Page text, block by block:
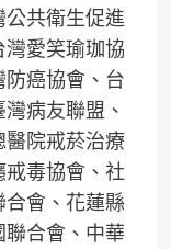
共衛生促進
愛笑瑜珈協
癌協會、台
病友聯盟、
院戒菸治療
毒協會、社
合會、花蓮縣
合會、中華